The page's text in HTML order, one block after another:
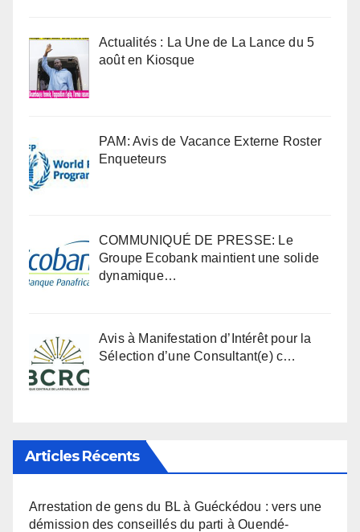
Actualités : La Une de La Lance du 5
août en Kiosque
PAM: Avis de Vacance Externe Roster
Enqueteurs
COMMUNIQUÉ DE PRESSE: Le
Groupe Ecobank maintient une solide
dynamique…
Avis à Manifestation d’Intérêt pour la
Sélection d’une Consultant(e) c…
Articles Récents
Arrestation de gens du BL à Guéckédou : vers une
démission des conseillés du parti à Ouendé-